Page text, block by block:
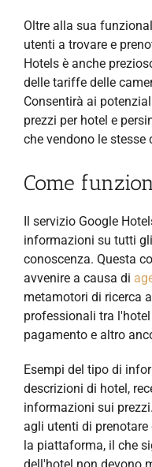
Oltre alla sua
utenti a trovare e
Hotels è anche
delle tariffe delle
Consentirà ai
prezzi per hotel e
che vendono le stesse
Come
Il servizio Google
informazioni su tutti
conoscenza. Questa
avvenire a causa di
metamotori di ricerca
professionali tra
pagamento e altro
Esempi del tipo di
descrizioni di hotel,
informazioni sui
agli utenti di
la piattaforma, il che